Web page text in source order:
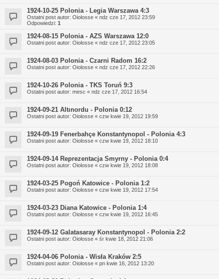
1924-10-25 Polonia - Legia Warszawa 4:3
Ostatni post autor: Oiolosse « ndz cze 17, 2012 23:59
Odpowiedzi: 1
1924-08-15 Polonia - AZS Warszawa 12:0
Ostatni post autor: Oiolosse « ndz cze 17, 2012 23:05
1924-08-03 Polonia - Czarni Radom 16:2
Ostatni post autor: Oiolosse « ndz cze 17, 2012 22:26
1924-10-26 Polonia - TKS Toruń 9:3
Ostatni post autor: mesc « ndz cze 17, 2012 16:54
1924-09-21 Altınordu - Polonia 0:12
Ostatni post autor: Oiolosse « czw kwie 19, 2012 19:59
1924-09-19 Fenerbahçe Konstantynopol - Polonia 4:3
Ostatni post autor: Oiolosse « czw kwie 19, 2012 18:10
1924-09-14 Reprezentacja Smyrny - Polonia 0:4
Ostatni post autor: Oiolosse « czw kwie 19, 2012 18:08
1924-03-25 Pogoń Katowice - Polonia 1:2
Ostatni post autor: Oiolosse « czw kwie 19, 2012 17:54
1924-03-23 Diana Katowice - Polonia 1:4
Ostatni post autor: Oiolosse « czw kwie 19, 2012 16:45
1924-09-12 Galatasaray Konstantynopol - Polonia 2:2
Ostatni post autor: Oiolosse « śr kwie 18, 2012 21:06
1924-04-06 Polonia - Wisła Kraków 2:5
Ostatni post autor: Oiolosse « pn kwie 16, 2012 13:20